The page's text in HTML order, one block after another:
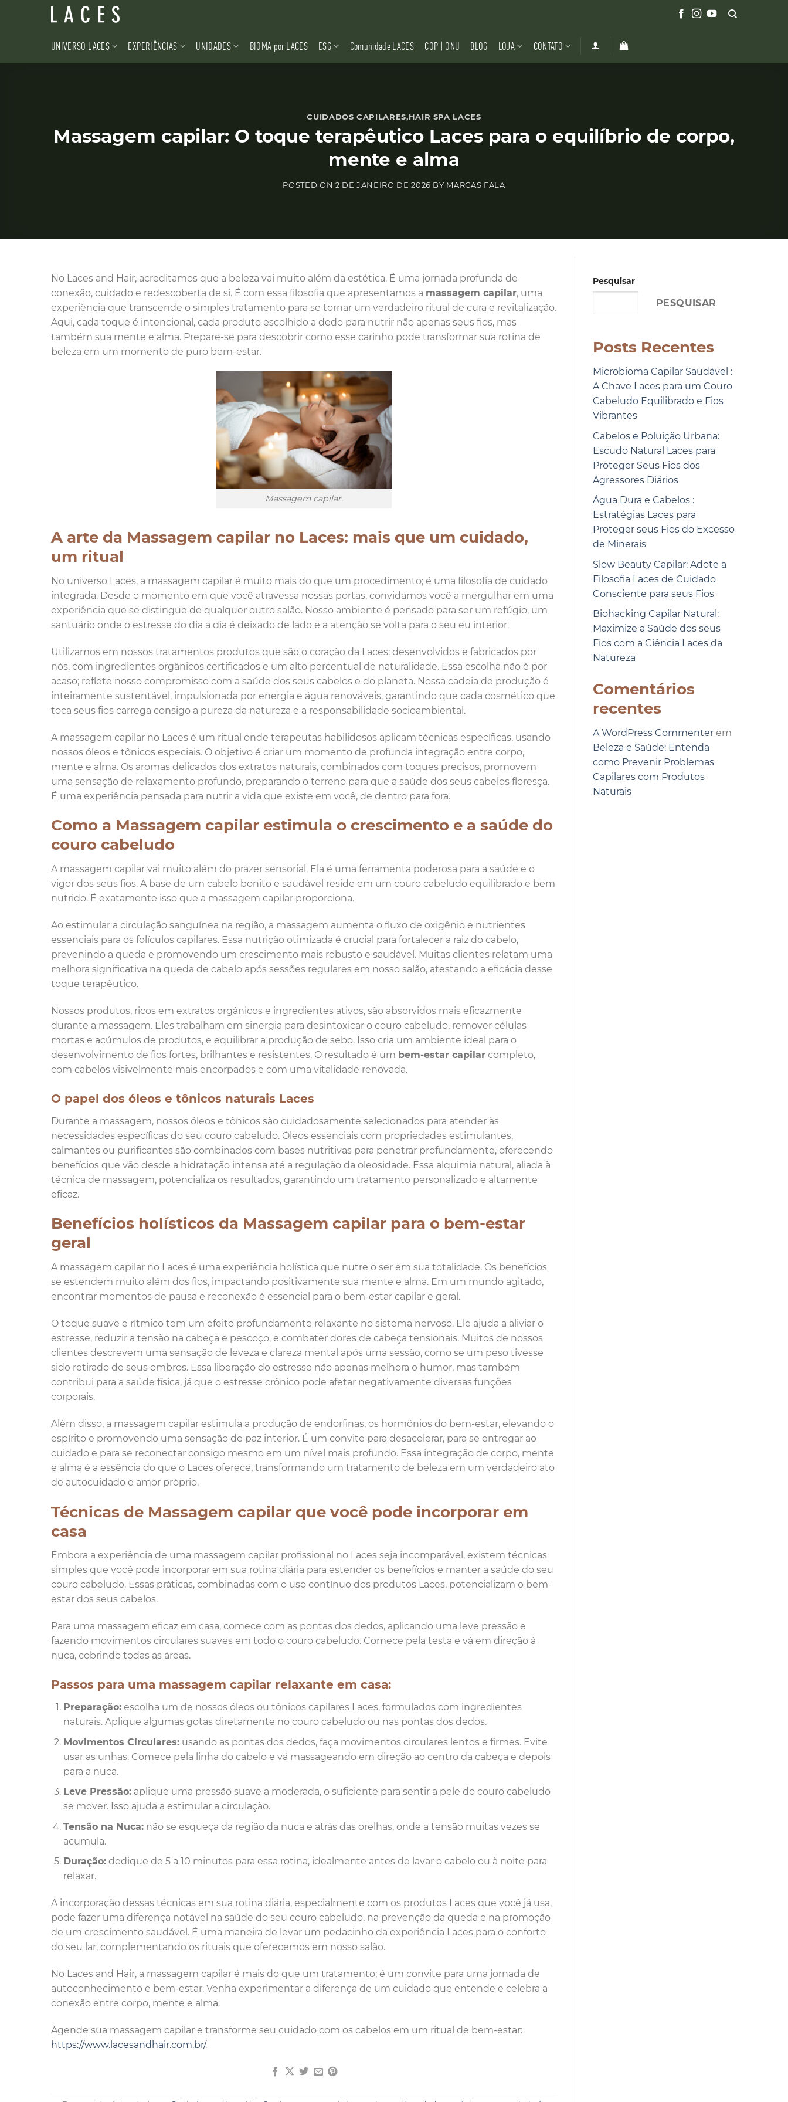
UNIVERSO LACES EXPERIÊNCIAS UNIDADES BIOMA por LACES ESG Comunidade LACES COP | ONU BLOG LOJA CONTATO
CUIDADOS CAPILARES,HAIR SPA LACES
Massagem capilar: O toque terapêutico Laces para o equilíbrio de corpo,
mente e alma
POSTED ON 2 DE JANEIRO DE 2026 BY MARCAS FALA
No Laces and Hair, acreditamos que a beleza vai muito além da estética. É uma jornada profunda de
conexão, cuidado e redescoberta de si. É com essa filosofia que apresentamos a massagem capilar, uma
experiência que transcende o simples tratamento para se tornar um verdadeiro ritual de cura e revitalização.
Aqui, cada toque é intencional, cada produto escolhido a dedo para nutrir não apenas seus fios, mas
também sua mente e alma. Prepare-se para descobrir como esse carinho pode transformar sua rotina de
beleza em um momento de puro bem-estar.
Massagem capilar.
A arte da Massagem capilar no Laces: mais que um cuidado,
um ritual
No universo Laces, a massagem capilar é muito mais do que um procedimento; é uma filosofia de cuidado
integrada. Desde o momento em que você atravessa nossas portas, convidamos você a mergulhar em uma
experiência que se distingue de qualquer outro salão. Nosso ambiente é pensado para ser um refúgio, um
santuário onde o estresse do dia a dia é deixado de lado e a atenção se volta para o seu eu interior.
Utilizamos em nossos tratamentos produtos que são o coração da Laces: desenvolvidos e fabricados por
nós, com ingredientes orgânicos certificados e um alto percentual de naturalidade. Essa escolha não é por
acaso; reflete nosso compromisso com a saúde dos seus cabelos e do planeta. Nossa cadeia de produção é
inteiramente sustentável, impulsionada por energia e água renováveis, garantindo que cada cosmético que
toca seus fios carrega consigo a pureza da natureza e a responsabilidade socioambiental.
A massagem capilar no Laces é um ritual onde terapeutas habilidosos aplicam técnicas específicas, usando
nossos óleos e tônicos especiais. O objetivo é criar um momento de profunda integração entre corpo,
mente e alma. Os aromas delicados dos extratos naturais, combinados com toques precisos, promovem
uma sensação de relaxamento profundo, preparando o terreno para que a saúde dos seus cabelos floresça.
É uma experiência pensada para nutrir a vida que existe em você, de dentro para fora.
Como a Massagem capilar estimula o crescimento e a saúde do
couro cabeludo
A massagem capilar vai muito além do prazer sensorial. Ela é uma ferramenta poderosa para a saúde e o
vigor dos seus fios. A base de um cabelo bonito e saudável reside em um couro cabeludo equilibrado e bem
nutrido. É exatamente isso que a massagem capilar proporciona.
Ao estimular a circulação sanguínea na região, a massagem aumenta o fluxo de oxigênio e nutrientes
essenciais para os folículos capilares. Essa nutrição otimizada é crucial para fortalecer a raiz do cabelo,
prevenindo a queda e promovendo um crescimento mais robusto e saudável. Muitas clientes relatam uma
melhora significativa na queda de cabelo após sessões regulares em nosso salão, atestando a eficácia desse
toque terapêutico.
Nossos produtos, ricos em extratos orgânicos e ingredientes ativos, são absorvidos mais eficazmente
durante a massagem. Eles trabalham em sinergia para desintoxicar o couro cabeludo, remover células
mortas e acúmulos de produtos, e equilibrar a produção de sebo. Isso cria um ambiente ideal para o
desenvolvimento de fios fortes, brilhantes e resistentes. O resultado é um bem-estar capilar completo,
com cabelos visivelmente mais encorpados e com uma vitalidade renovada.
O papel dos óleos e tônicos naturais Laces
Durante a massagem, nossos óleos e tônicos são cuidadosamente selecionados para atender às
necessidades específicas do seu couro cabeludo. Óleos essenciais com propriedades estimulantes,
calmantes ou purificantes são combinados com bases nutritivas para penetrar profundamente, oferecendo
benefícios que vão desde a hidratação intensa até a regulação da oleosidade. Essa alquimia natural, aliada à
técnica de massagem, potencializa os resultados, garantindo um tratamento personalizado e altamente
eficaz.
Benefícios holísticos da Massagem capilar para o bem-estar
geral
A massagem capilar no Laces é uma experiência holística que nutre o ser em sua totalidade. Os benefícios
se estendem muito além dos fios, impactando positivamente sua mente e alma. Em um mundo agitado,
encontrar momentos de pausa e reconexão é essencial para o bem-estar capilar e geral.
O toque suave e rítmico tem um efeito profundamente relaxante no sistema nervoso. Ele ajuda a aliviar o
estresse, reduzir a tensão na cabeça e pescoço, e combater dores de cabeça tensionais. Muitos de nossos
clientes descrevem uma sensação de leveza e clareza mental após uma sessão, como se um peso tivesse
sido retirado de seus ombros. Essa liberação do estresse não apenas melhora o humor, mas também
contribui para a saúde física, já que o estresse crônico pode afetar negativamente diversas funções
corporais.
Além disso, a massagem capilar estimula a produção de endorfinas, os hormônios do bem-estar, elevando o
espírito e promovendo uma sensação de paz interior. É um convite para desacelerar, para se entregar ao
cuidado e para se reconectar consigo mesmo em um nível mais profundo. Essa integração de corpo, mente
e alma é a essência do que o Laces oferece, transformando um tratamento de beleza em um verdadeiro ato
de autocuidado e amor próprio.
Técnicas de Massagem capilar que você pode incorporar em
casa
Embora a experiência de uma massagem capilar profissional no Laces seja incomparável, existem técnicas
simples que você pode incorporar em sua rotina diária para estender os benefícios e manter a saúde do seu
couro cabeludo. Essas práticas, combinadas com o uso contínuo dos produtos Laces, potencializam o bem-
estar dos seus cabelos.
Para uma massagem eficaz em casa, comece com as pontas dos dedos, aplicando uma leve pressão e
fazendo movimentos circulares suaves em todo o couro cabeludo. Comece pela testa e vá em direção à
nuca, cobrindo todas as áreas.
Passos para uma massagem capilar relaxante em casa:
Preparação:escolha um de nossos óleos ou tônicos capilares Laces, formulados com ingredientes
naturais. Aplique algumas gotas diretamente no couro cabeludo ou nas pontas dos dedos.
Movimentos Circulares:usando as pontas dos dedos, faça movimentos circulares lentos e firmes. Evite
usar as unhas. Comece pela linha do cabelo e vá massageando em direção ao centro da cabeça e depois
para a nuca.
Leve Pressão:aplique uma pressão suave a moderada, o suficiente para sentir a pele do couro cabeludo
se mover. Isso ajuda a estimular a circulação.
Tensão na Nuca:não se esqueça da região da nuca e atrás das orelhas, onde a tensão muitas vezes se
acumula.
Duração:dedique de 5 a 10 minutos para essa rotina, idealmente antes de lavar o cabelo ou à noite para
relaxar.
A incorporação dessas técnicas em sua rotina diária, especialmente com os produtos Laces que você já usa,
pode fazer uma diferença notável na saúde do seu couro cabeludo, na prevenção da queda e na promoção
de um crescimento saudável. É uma maneira de levar um pedacinho da experiência Laces para o conforto
do seu lar, complementando os rituais que oferecemos em nosso salão.
No Laces and Hair, a massagem capilar é mais do que um tratamento; é um convite para uma jornada de
autoconhecimento e bem-estar. Venha experimentar a diferença de um cuidado que entende e celebra a
conexão entre corpo, mente e alma.
Agende sua massagem capilar e transforme seu cuidado com os cabelos em um ritual de bem-estar:
https://www.lacesandhair.com.br/.
Pesquisar
PESQUISAR
Posts Recentes
Microbioma Capilar Saudável :
A Chave Laces para um Couro
Cabeludo Equilibrado e Fios
Vibrantes
Cabelos e Poluição Urbana:
Escudo Natural Laces para
Proteger Seus Fios dos
Agressores Diários
Água Dura e Cabelos :
Estratégias Laces para
Proteger seus Fios do Excesso
de Minerais
Slow Beauty Capilar: Adote a
Filosofia Laces de Cuidado
Consciente para seus Fios
Biohacking Capilar Natural:
Maximize a Saúde dos seus
Fios com a Ciência Laces da
Natureza
Comentários
recentes
A WordPress Commenterem
Beleza e Saúde: Entenda
como Prevenir Problemas
Capilares com Produtos
Naturais